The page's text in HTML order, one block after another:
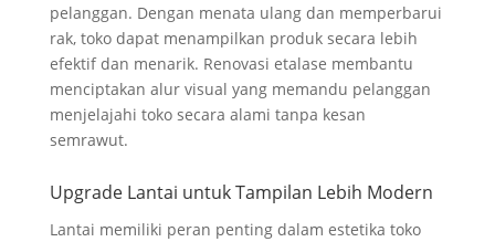
pelanggan. Dengan menata ulang dan memperbarui
rak, toko dapat menampilkan produk secara lebih
efektif dan menarik. Renovasi etalase membantu
menciptakan alur visual yang memandu pelanggan
menjelajahi toko secara alami tanpa kesan
semrawut.
Upgrade Lantai untuk Tampilan Lebih Modern
Lantai memiliki peran penting dalam estetika toko